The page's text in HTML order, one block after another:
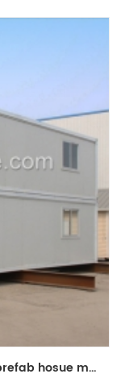
luar negeri panas menjual rumah prefab hosue mewah rumah kontainer dilepas